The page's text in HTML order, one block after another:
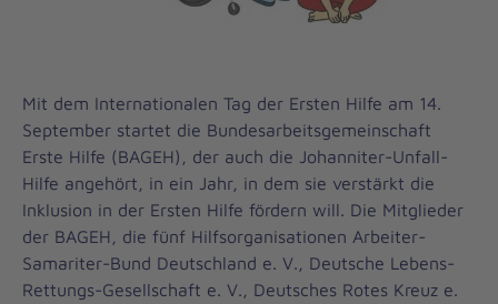
Mit dem Internationalen Tag der Ersten Hilfe am 14.
September startet die Bundesarbeitsgemeinschaft
Erste Hilfe (BAGEH), der auch die Johanniter-Unfall-
Hilfe angehört, in ein Jahr, in dem sie verstärkt die
Inklusion in der Ersten Hilfe fördern will. Die Mitglieder
der BAGEH, die fünf Hilfsorganisationen Arbeiter-
Samariter-Bund Deutschland e. V., Deutsche Lebens-
Rettungs-Gesellschaft e. V., Deutsches Rotes Kreuz e.